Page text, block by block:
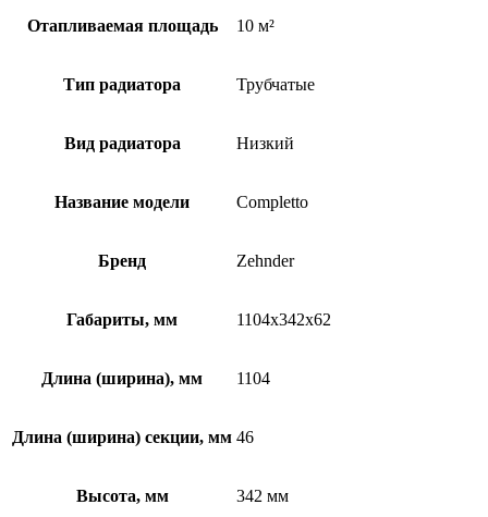
Отапливаемая площадь 10 м²
Тип радиатора Трубчатые
Вид радиатора Низкий
Название модели Completto
Бренд Zehnder
Габариты, мм 1104x342x62
Длина (ширина), мм 1104
Длина (ширина) секции, мм 46
Высота, мм 342 мм